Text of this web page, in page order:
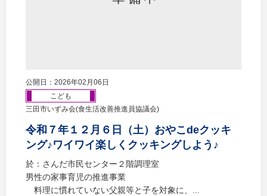
公開日：2026年02月06日
こども
三田市いずみ会(食生活改善推進員協議会)
令和７年１２月６日（土）おやこdeクッキ
ング♪ワイワイ楽しくクッキングしよう♪
於：さんだ市民センター２階調理室
男性の家事育児の推進事業
料理に慣れていない父親等と子を対象に、...